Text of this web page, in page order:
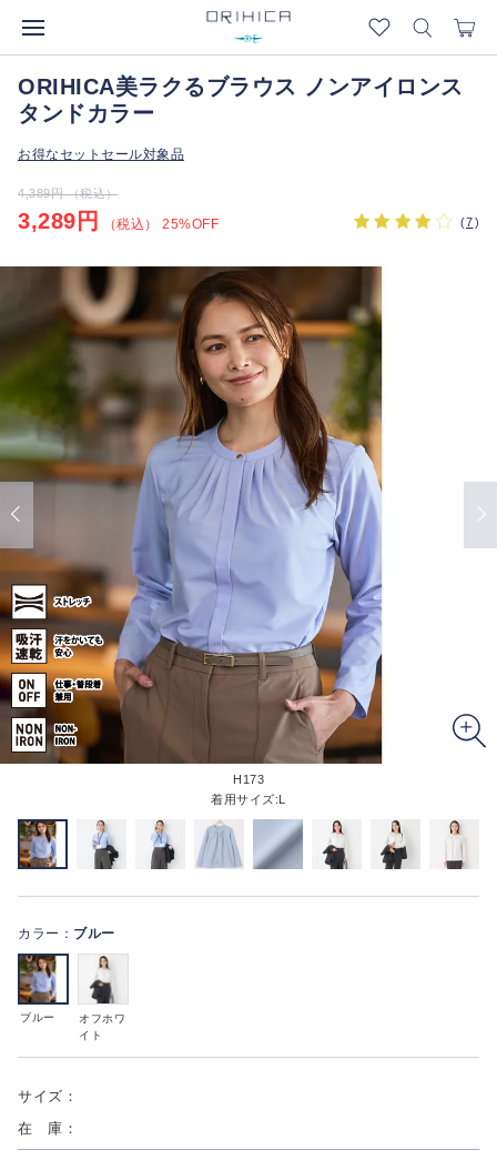
ORIHICA美ラクるブラウス ノンアイロンス
タンドカラー
お得なセットセール対象品
4,389円 （税込）
3,289円 （税込） 25%OFF (7)
H173
着用サイズ:L
カラー： ブルー
ブルー
オフホワ
イト
サイズ：
在 庫：